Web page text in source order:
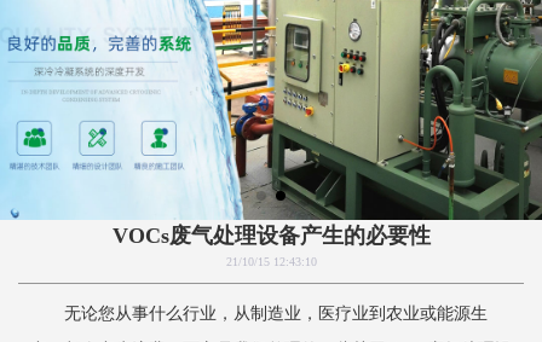
VOCs废气处理设备产生的必要性
21/10/15 12:43:10
无论您从事什么行业，从制造业，医疗业到农业或能源生